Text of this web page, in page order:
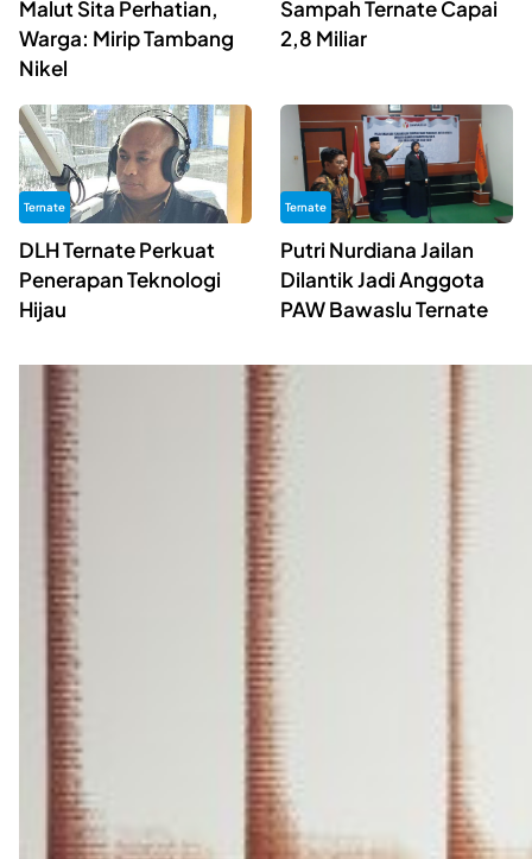
Malut Sita Perhatian,
Warga: Mirip Tambang
Nikel
Sampah Ternate Capai
2,8 Miliar
Ternate
DLH Ternate Perkuat
Penerapan Teknologi
Hijau
Ternate
Putri Nurdiana Jailan
Dilantik Jadi Anggota
PAW Bawaslu Ternate